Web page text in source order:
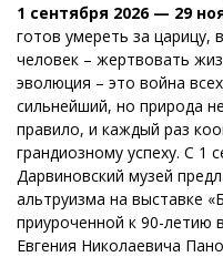
1 сентября 2026 — 29
готов умереть за царицу,
человек – жертвовать
эволюция – это война
сильнейший, но природа
правило, и каждый раз
грандиозному успеху. С 1
Дарвиновский музей
альтруизма на выставке
приуроченной к 90-летию
Евгения Николаевича